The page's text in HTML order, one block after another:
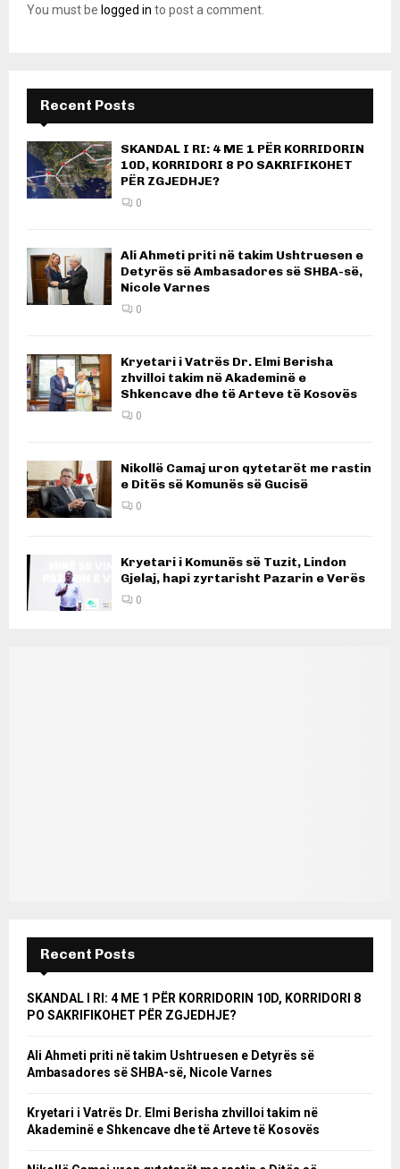
You must be logged in to post a comment.
Recent Posts
SKANDAL I RI: 4 ME 1 PËR KORRIDORIN
10D, KORRIDORI 8 PO SAKRIFIKOHET
PËR ZGJEDHJE?
0
Ali Ahmeti priti në takim Ushtruesen e
Detyrës së Ambasadores së SHBA-së,
Nicole Varnes
0
Kryetari i Vatrës Dr. Elmi Berisha
zhvilloi takim në Akademinë e
Shkencave dhe të Arteve të Kosovës
0
Nikollë Camaj uron qytetarët me rastin
e Ditës së Komunës së Gucisë
0
Kryetari i Komunës së Tuzit, Lindon
Gjelaj, hapi zyrtarisht Pazarin e Verës
0
Recent Posts
SKANDAL I RI: 4 ME 1 PËR KORRIDORIN 10D, KORRIDORI 8
PO SAKRIFIKOHET PËR ZGJEDHJE?
Ali Ahmeti priti në takim Ushtruesen e Detyrës së
Ambasadores së SHBA-së, Nicole Varnes
Kryetari i Vatrës Dr. Elmi Berisha zhvilloi takim në
Akademinë e Shkencave dhe të Arteve të Kosovës